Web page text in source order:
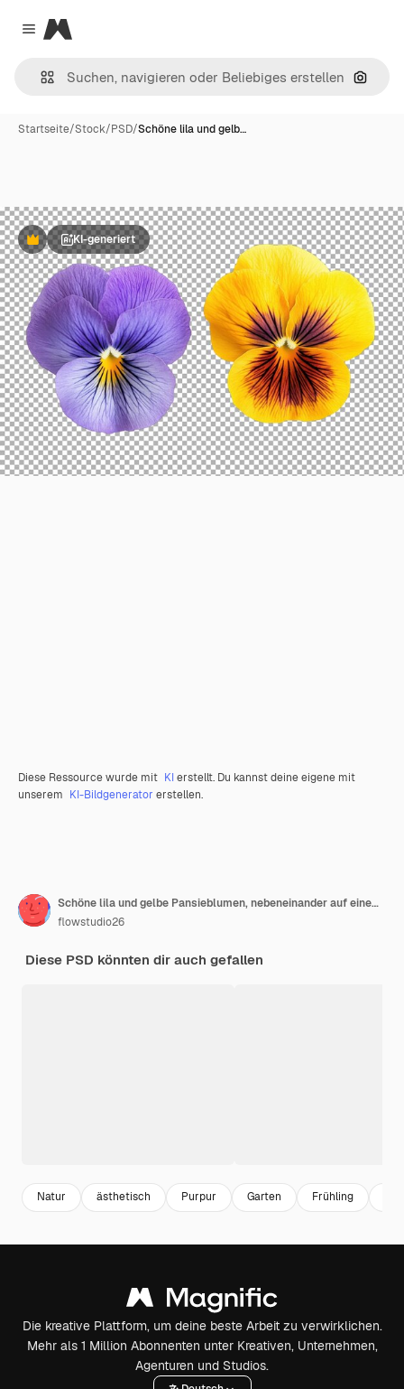
Close menu
Magnific
Nach
Startseite/Stock/PSD/Schöne lila und gelb…
PremiumKI-generiert
Diese Ressource wurde mit KIerstellt. Du kannst deine eigene mit
unserem KI-Bildgenerator erstellen.
Schöne lila und gelbe Pansieblumen, nebeneinander auf einem weißen Hintergrund angeordnet
flowstudio26
Diese PSD könnten dir auch gefallen
Natur ästhetisch Purpur Garten Frühling
Die kreative Plattform, um deine beste Arbeit zu verwirklichen.
Mehr als 1 Million Abonnenten unter Kreativen, Unternehmen,
Agenturen und Studios.